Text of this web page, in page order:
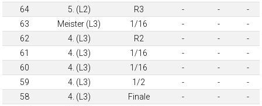
64
5. (L2) R3 - -
-
63
Meister (L3) 1/16 - -
-
62
4. (L3) R2 - -
-
61
4. (L3) 1/16 - -
-
60
4. (L3) 1/16 - -
-
59
4. (L3) 1/2 - -
-
58
4. (L3) Finale - -
-